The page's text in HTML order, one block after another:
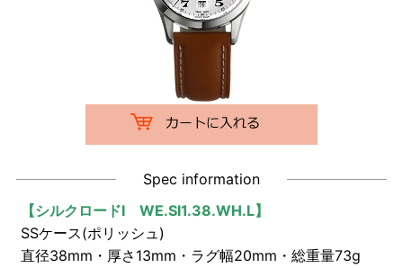
Spec information
【シルクロードI WE.SI1.38.WH.L】
SSケース(ポリッシュ)
直径38mm・厚さ13mm・ラグ幅20mm・総重量73g